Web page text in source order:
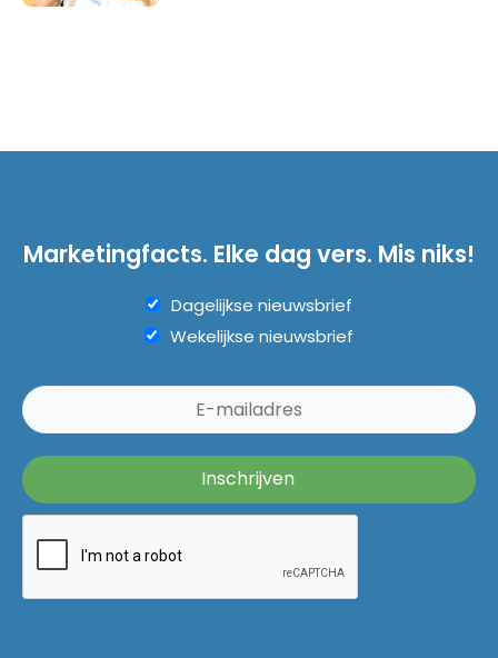
Marketingfacts. Elke dag vers. Mis niks!
Dagelijkse nieuwsbrief
Wekelijkse nieuwsbrief